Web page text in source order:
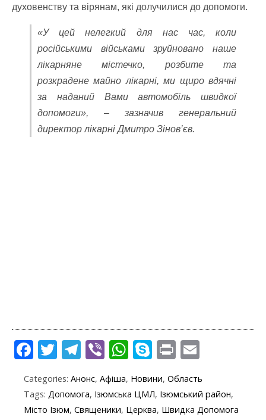
духовенству та вірянам, які долучилися до допомоги.
«У цей нелегкий для нас час, коли
російськими військами зруйновано наше
лікарняне містечко, розбите та
розкрадене майно лікарні, ми щиро вдячні
за наданий Вами автомобіль швидкої
допомоги», – зазначив генеральний
директор лікарні Дмитро Зінов’єв.
F
e
b
T
itt
er
T
e
gr
Vi
b
er
W
at
s
S
y
p
Pr
in
t ai
l
Categories: Анонс, Афіша, Новини, Область
Tags: Допомога, Ізюмська ЦМЛ, Ізюмський район,
Місто Ізюм, Священики, Церква, Швидка Допомога